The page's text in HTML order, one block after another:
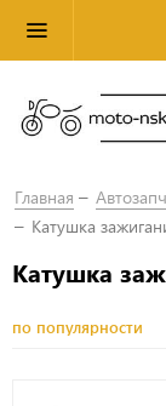
Главная
Катушка
Катушка